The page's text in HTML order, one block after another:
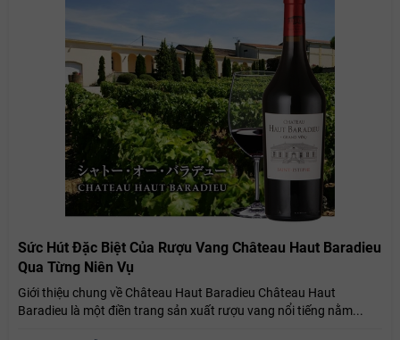
Sức Hút Đặc Biệt Của Rượu Vang Château Haut Baradieu
Qua Từng Niên Vụ
Giới thiệu chung về Château Haut Baradieu Château Haut
Baradieu là một điền trang sản xuất rượu vang nổi tiếng nằm...